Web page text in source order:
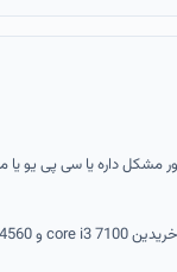
مشکل داره یا سی پی یو